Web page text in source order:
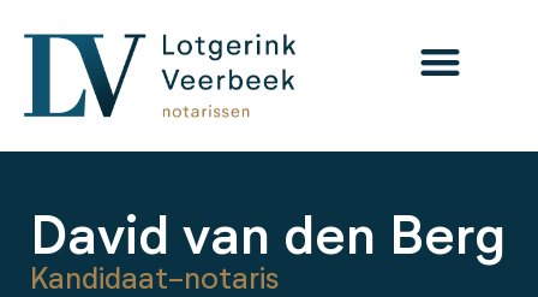
David van den Berg
Kandidaat-notaris